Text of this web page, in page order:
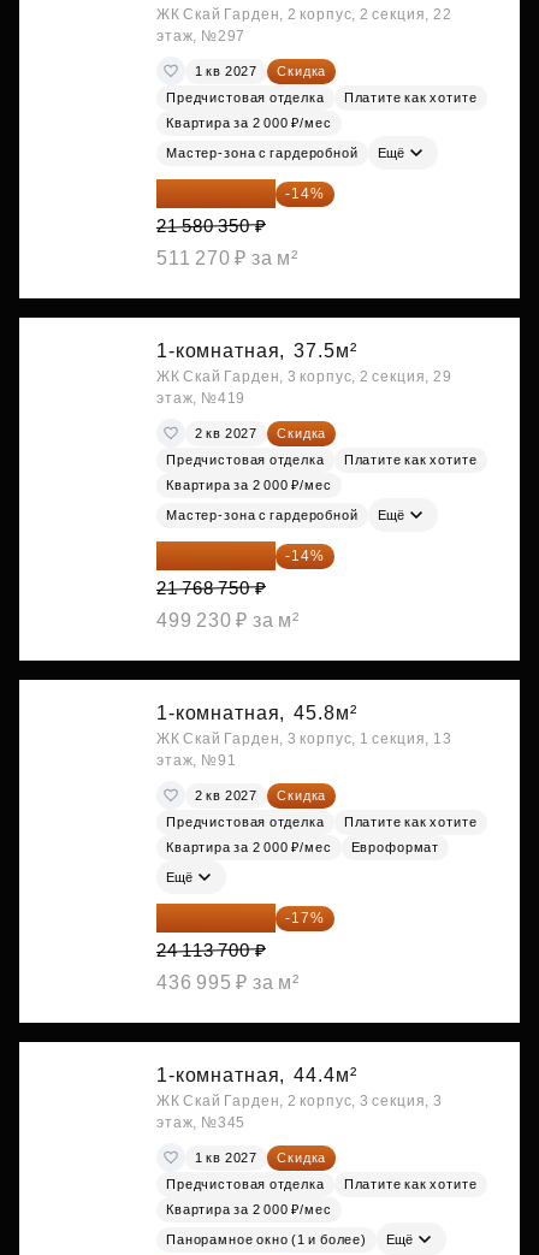
ЖК Скай Гарден, 2 корпус, 2 секция, 22
этаж, №297
1 кв 2027
Скидка
Предчистовая отделка
Платите как хотите
Квартира за 2 000 ₽/мес
Мастер-зона с гардеробной Ещё
18 559 101 ₽ -14%
21 580 350 ₽
511 270 ₽ за м²
1-комнатная, 37.5м²
ЖК Скай Гарден, 3 корпус, 2 секция, 29
этаж, №419
2 кв 2027
Скидка
Предчистовая отделка
Платите как хотите
Квартира за 2 000 ₽/мес
Мастер-зона с гардеробной Ещё
18 721 125 ₽ -14%
21 768 750 ₽
499 230 ₽ за м²
1-комнатная, 45.8м²
ЖК Скай Гарден, 3 корпус, 1 секция, 13
этаж, №91
2 кв 2027
Скидка
Предчистовая отделка
Платите как хотите
Квартира за 2 000 ₽/мес
Евроформат
Ещё
20 014 371 ₽ -17%
24 113 700 ₽
436 995 ₽ за м²
1-комнатная, 44.4м²
ЖК Скай Гарден, 2 корпус, 3 секция, 3
этаж, №345
1 кв 2027
Скидка
Предчистовая отделка
Платите как хотите
Квартира за 2 000 ₽/мес
Панорамное окно (1 и более) Ещё